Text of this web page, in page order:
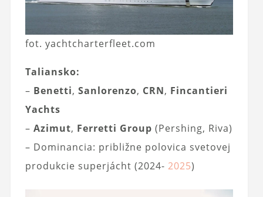
fot. yachtcharterfleet.com
Taliansko:
– Benetti, Sanlorenzo, CRN, Fincantieri
Yachts
– Azimut, Ferretti Group (Pershing, Riva)
– Dominancia: približne polovica svetovej
produkcie superjácht (2024- 2025)